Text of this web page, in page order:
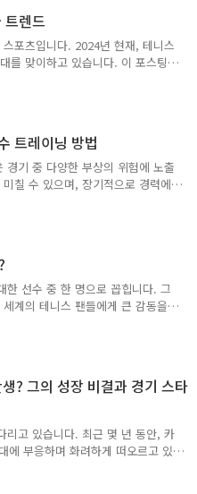
로, 2020년 프랑스 오픈에서 우승
좋은 성적을 내며, 여자 테니스의
는 그랜드 슬램 타이틀을 여러 번
실력을 입증했습니다. 경기 스타
트렌드
포츠입니다. 2024년 현재, 테니스
를 맞이하고 있습니다. 이 포스팅에
와 트렌드를 살펴보고, 이러한 변
겠습니다. 1. 기술의 혁신 라켓 기
습니다. 이러한 라켓 기술의 발전
할 수 있게 하여 경기의 수준을 높
테니스에서 데이터 분석의 중요성
트레이닝 방법
경기 중 다양한 부상의 위험에 노출
칠 수 있으며, 장기적으로 경력에
예방과 회복은 모든 테니스 선수
테니스 선수들이 부상을 예방하고,
은 관절과 인대를 보호하며, 급작
다. 테니스 선수들은 주로 다리, 코
운동스쿼트와 런지: 하체 근력을
한 선수 중 한 명으로 꼽힙니다. 그
계의 테니스 팬들에게 큰 감동을
마련입니다. 2024년, 페더러는 공
쉬움을 남겼습니다. 이 포스팅에서
에 남다른 재능을 보였으며, 1998
경험 부족으로 인한 기복이 있었지
쌓기 시작했습니다. 주요 성과페
? 그의 성장 비결과 경기 스타
리고 있습니다. 최근 몇 년 동안, 카
부응하며 화려하게 떠오르고 있
황제"라고 부르고 있으며, 그의
팬을 확보했습니다. 이 블로그 포